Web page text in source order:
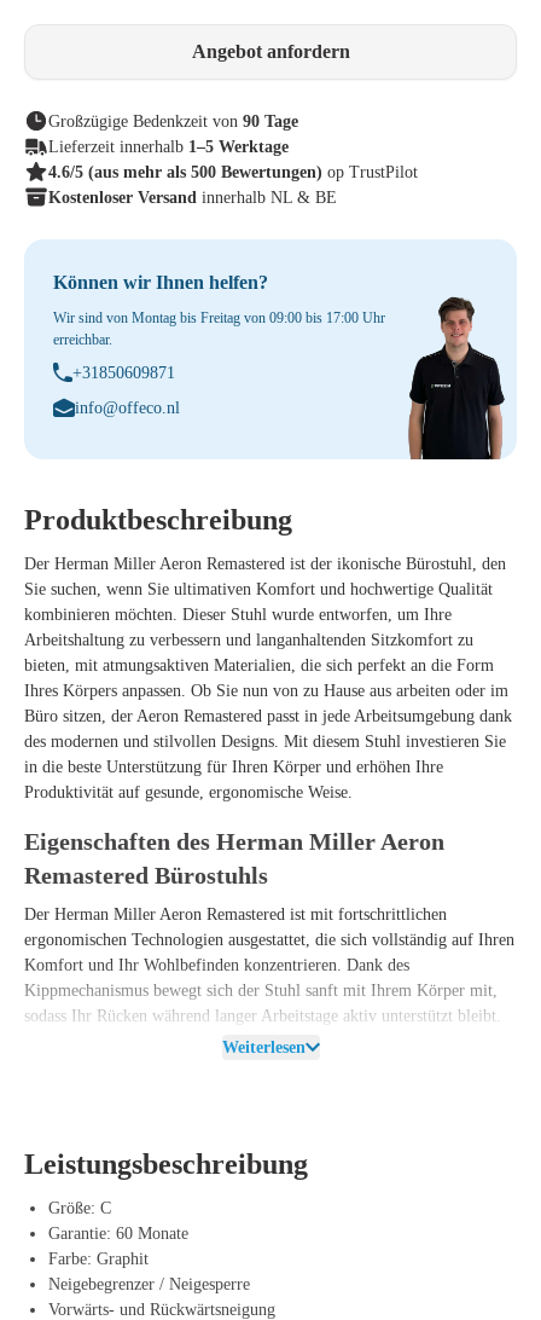
Angebot anfordern
Großzügige Bedenkzeit von 90 Tage
Lieferzeit innerhalb 1–5 Werktage
4.6/5 (aus mehr als 500 Bewertungen) op TrustPilot
Kostenloser Versand innerhalb NL & BE
Können wir Ihnen helfen?
Wir sind von Montag bis Freitag von 09:00 bis 17:00 Uhr
erreichbar.
+31850609871
info@offeco.nl
Produktbeschreibung
Der Herman Miller Aeron Remastered ist der ikonische Bürostuhl, den
Sie suchen, wenn Sie ultimativen Komfort und hochwertige Qualität
kombinieren möchten. Dieser Stuhl wurde entworfen, um Ihre
Arbeitshaltung zu verbessern und langanhaltenden Sitzkomfort zu
bieten, mit atmungsaktiven Materialien, die sich perfekt an die Form
Ihres Körpers anpassen. Ob Sie nun von zu Hause aus arbeiten oder im
Büro sitzen, der Aeron Remastered passt in jede Arbeitsumgebung dank
des modernen und stilvollen Designs. Mit diesem Stuhl investieren Sie
in die beste Unterstützung für Ihren Körper und erhöhen Ihre
Produktivität auf gesunde, ergonomische Weise.
Eigenschaften des Herman Miller Aeron
Remastered Bürostuhls
Der Herman Miller Aeron Remastered ist mit fortschrittlichen
ergonomischen Technologien ausgestattet, die sich vollständig auf Ihren
Komfort und Ihr Wohlbefinden konzentrieren. Dank des
Kippmechanismus bewegt sich der Stuhl sanft mit Ihrem Körper mit,
sodass Ihr Rücken während langer Arbeitstage aktiv unterstützt bleibt.
Darüber hinaus sorgt die erneuerte Rückenlehne mit atmungsaktiven
Flexibilität und Unterstützung. Der Sitz und die Rückenlehne passen
sodass Sie weniger Verspannungen im Nacken, Rücken und den Hüften
haben. Dadurch können Sie mühelos über längere Zeit am Stück
arbeiten, ohne dass Ihre Haltung darunter leidet.
Dieser Bürostuhl ist zudem aus nachhaltigen Materialien gefertigt, die
Weiterlesen
Leistungsbeschreibung
Größe: C
Garantie: 60 Monate
Farbe: Graphit
Neigebegrenzer / Neigesperre
Vorwärts- und Rückwärtsneigung